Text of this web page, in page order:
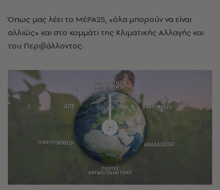
Όπως μας λέει το ΜέΡΑ25, «όλα μπορούν να είναι
αλλιώς» και στο κομμάτι της Κλιματικής Αλλαγής και
του Περιβάλλοντος.